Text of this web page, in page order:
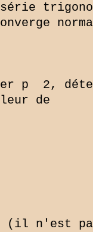
p  2,
de
n'est